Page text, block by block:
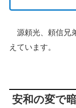
源頼光、頼信兄
えています。
安和の変で